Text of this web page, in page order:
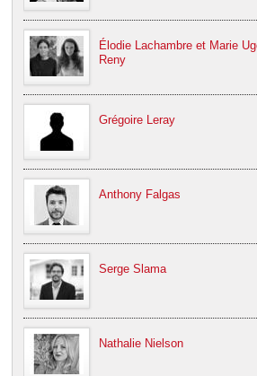
Élodie Lachambre et Marie
Reny
Grégoire Leray
Anthony Falgas
Serge Slama
Nathalie Nielson